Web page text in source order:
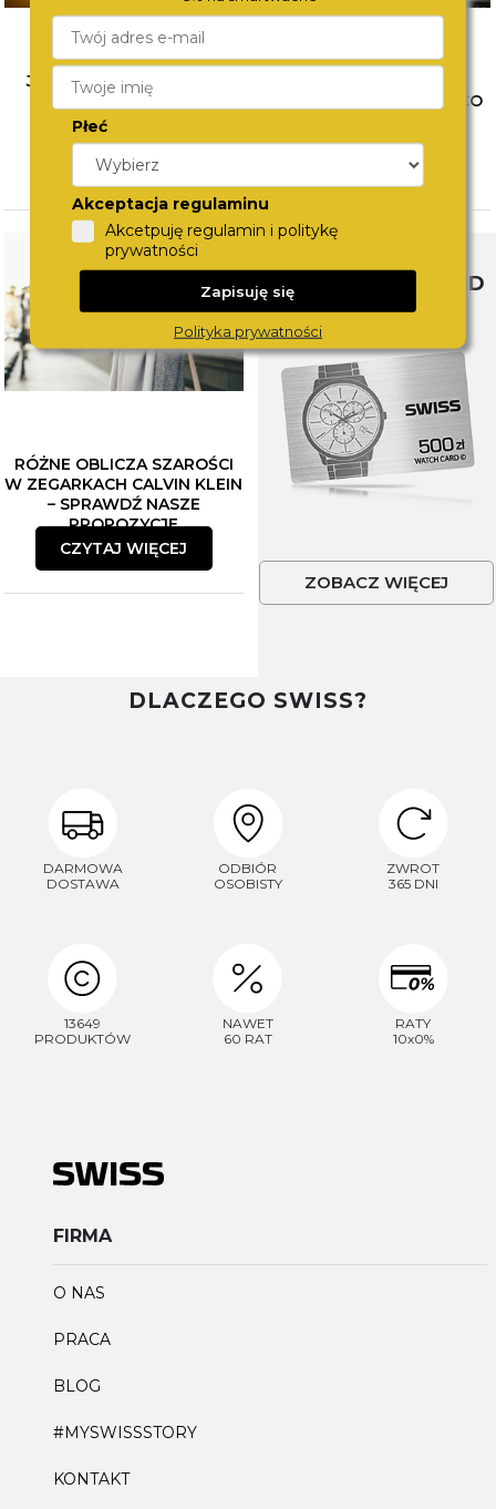
JAK ŁĄCZYĆ BIŻUTERIĘ?
POZNAJ SPOSOBY NA
MODNE STYLIZACJE
CZYTAJ WIĘCEJ
ZEGARKA DLA DZIECKA. CO
CZYTAJ WIĘCEJ
RÓŻNE OBLICZA SZAROŚCI
W ZEGARKACH CALVIN KLEIN
– SPRAWDŹ NASZE
PROPOZYCJE
CZYTAJ WIĘCEJ
SWISS WATCHCARD
ZOBACZ WIĘCEJ
DLACZEGO SWISS?
DARMOWA
DOSTAWA
ODBIÓR
OSOBISTY
ZWROT
365 DNI
13649
PRODUKTÓW
NAWET
60 RAT
RATY
10x0%
FIRMA
O NAS
PRACA
BLOG
#MYSWISSSTORY
KONTAKT
Płeć
Akceptacja regulaminu
Akcetpuję regulamin i politykę
prywatności
Zapisuję się
Polityka prywatności